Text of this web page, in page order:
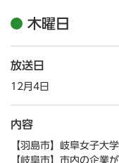
木曜日
放送日
12月4日
内容
【羽島市】岐阜女子大
【岐阜市】市内の企業